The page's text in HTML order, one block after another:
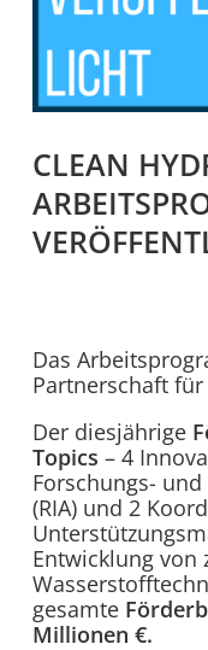
CLEAN
Das
Partnerschaft
Der diesjährige
Topics – 4
Forschungs-
(RIA) und 2
Entwicklung von
gesamte
Millionen €.